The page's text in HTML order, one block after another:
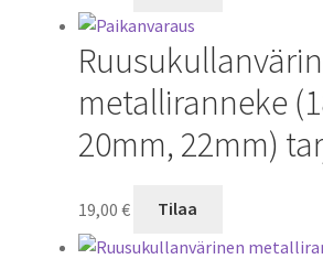
metalliranneke
20mm, 22mm)
19,00 € Tilaa